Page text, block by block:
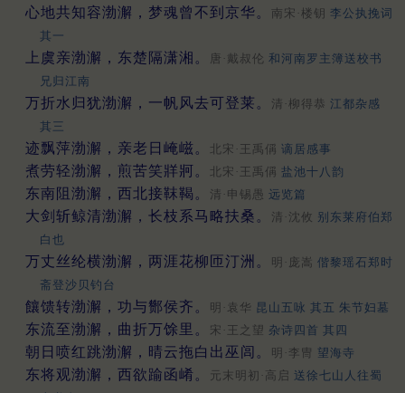
心地共知容渤澥，梦魂曾不到京华。 南宋·楼钥 李公执挽词
其一
上虞亲渤澥，东楚隔潇湘。 唐·戴叔伦 和河南罗主簿送校书
兄归江南
万折水归犹渤澥，一帆风去可登莱。 清·柳得恭 江都杂感
其三
迹飘萍渤澥，亲老日崦嵫。 北宋·王禹偁 谪居感事
煮劳轻渤澥，煎苦笑牂牁。 北宋·王禹偁 盐池十八韵
东南阻渤澥，西北接靺鞨。 清·申锡愚 远览篇
大剑斩鲸清渤澥，长枝系马略扶桑。 清·沈攸 别东莱府伯郑
白也
万丈丝纶横渤澥，两涯花柳匝汀洲。 明·庞嵩 偕黎瑶石郑时
斋登沙贝钓台
饟馈转渤澥，功与酂侯齐。 明·袁华 昆山五咏 其五 朱节妇墓
东流至渤澥，曲折万馀里。 宋·王之望 杂诗四首 其四
朝日喷红跳渤澥，晴云拖白出巫闾。 明·李冑 望海寺
东将观渤澥，西欲踰函崤。 元末明初·高启 送徐七山人往蜀